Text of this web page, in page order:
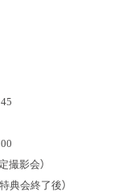
撮影会）
典会終了後）